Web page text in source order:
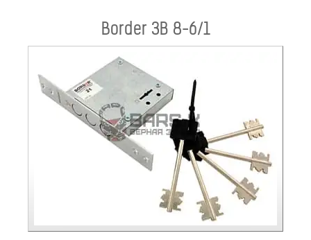
Border ЗВ 8-6/1